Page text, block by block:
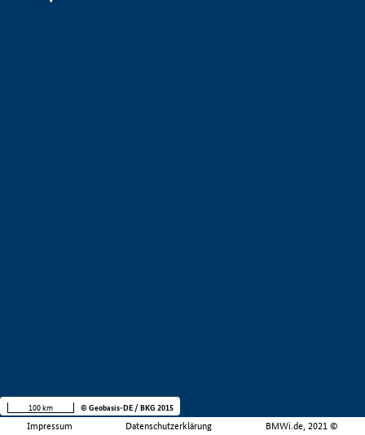
Impressum Datenschutzerklärung BMWi.de, 2021 ©
100 km © Geobasis-DE / BKG 2015